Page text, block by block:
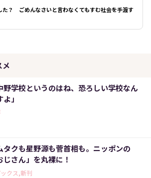
た？ ごめんなさいと言わなくてもすむ社会を手渡す
メ
野学校というのはね、恐ろしい学校なん
」
タクも星野源も菅首相も。ニッポンの
じさん」を丸裸に！
ックス,新刊